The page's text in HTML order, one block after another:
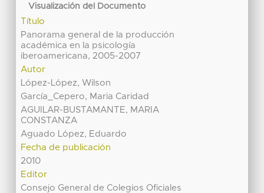
Visualización del Documento
Título
Panorama general de la producción
académica en la psicología
iberoamericana, 2005-2007
Autor
López-López, Wilson
García_Cepero, Maria Caridad
AGUILAR-BUSTAMANTE, MARIA
CONSTANZA
Aguado López, Eduardo
Fecha de publicación
2010
Editor
Consejo General de Colegios Oficiales